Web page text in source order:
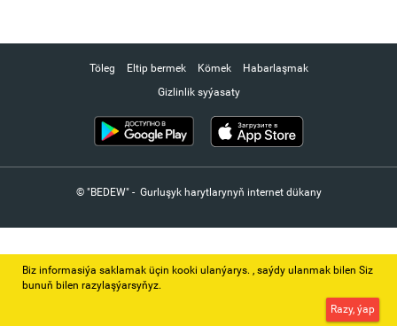
Töleg Eltip bermek Kömek
Habarlaşmak
Gizlinlik syýasaty
© "BEDEW" - Gurluşyk harytlarynyň internet dükany
Biz informasiýa saklamak üçin kooki ulanýarys. ‚ saýdy ulanmak bilen Siz
bunuň bilen razylaşýarsyňyz.
Razy, ýap